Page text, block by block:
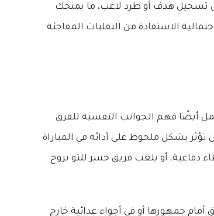
تسجيل هدف أو طرد لاعب، ما يمنحك
الاستفادة من التقلبات المفاجئة
أيضًا فهم الجوانب النفسية للفرق
تؤثر بشكل ملحوظ على أدائه في المباراة
دفاعية، أو يلعب فريق خسر للتو بروح
جمهورها أو في أجواء عدائية خارج